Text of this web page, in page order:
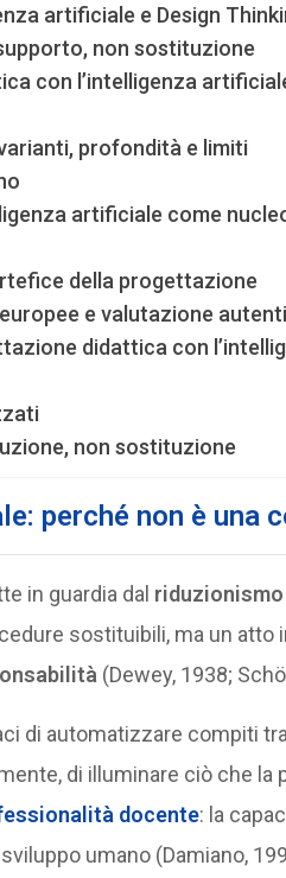
artificiale e Design
non sostituzione
con l’intelligenza
profondità e limiti
artificiale come
della progettazione
e valutazione
didattica con
non sostituzione
perché non è una
in guardia dal
sostituibili, ma un atto
(Dewey, 1938;
di automatizzare compiti
di illuminare ciò che la
docente: la
umano (Damiano,